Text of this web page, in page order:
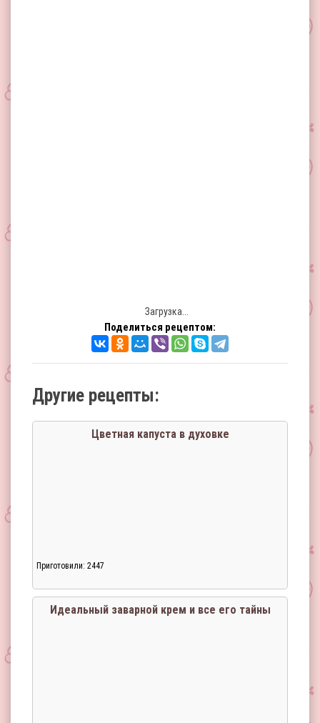
Загрузка...
Поделиться рецептом:
Другие рецепты:
Цветная капуста в духовке
Приготовили: 2447
Идеальный заварной крем и все его тайны